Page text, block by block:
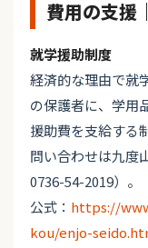
費用の支援
就学援助制度
経済的な理由で就
の保護者に、学用
援助費を支給する
問い合わせは九度
0736-54-2019）。
公式： https://
kou/enjo-